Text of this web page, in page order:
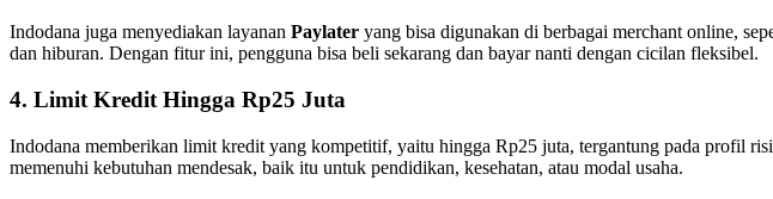
Indodana juga menyediakan layanan Paylater yang bisa digunakan di berbagai merchant online,
dan hiburan. Dengan fitur ini, pengguna bisa beli sekarang dan bayar nanti dengan cicilan fleksibel.
4. Limit Kredit Hingga Rp25 Juta
Indodana memberikan limit kredit yang kompetitif, yaitu hingga Rp25 juta, tergantung pada profil
memenuhi kebutuhan mendesak, baik itu untuk pendidikan, kesehatan, atau modal usaha.